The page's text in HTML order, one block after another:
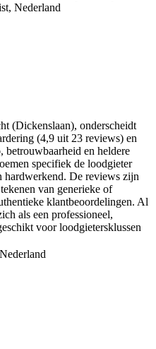
Nederland
(Dickenslaan), onderscheidt
(4,9 uit 23 reviews) en
betrouwbaarheid en heldere
specifiek de loodgieter
De reviews zijn
van generieke of
klantbeoordelingen. Al
als een professioneel,
voor loodgietersklussen